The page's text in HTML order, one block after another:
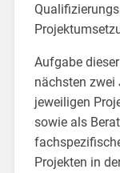
Aufgabe
nächsten zwei
jeweiligen
sowie als
Projekten in